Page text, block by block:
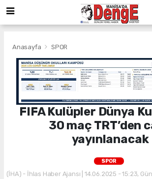
Anasayfa SPOR
FIFA Kulüpler Dünya
30 maç TRT’den
yayınlanacak
SPOR
(İHA) - İhlas Haber Ajansı | 14.06.2025 - 15:23,